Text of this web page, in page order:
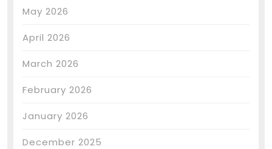
May 2026
April 2026
March 2026
February 2026
January 2026
December 2025